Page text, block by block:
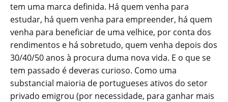
tem uma marca definida. Há quem venha para
estudar, há quem venha para empreender, há quem
venha para beneficiar de uma velhice, por conta dos
rendimentos e há sobretudo, quem venha depois dos
30/40/50 anos à procura duma nova vida. E o que se
tem passado é deveras curioso. Como uma
substancial maioria de portugueses ativos do setor
privado emigrou (por necessidade, para ganhar mais